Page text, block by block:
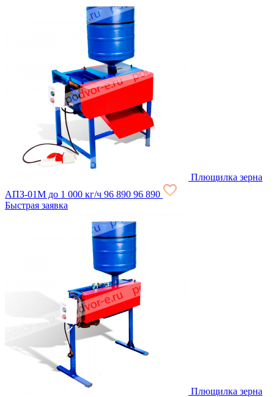
Плющилка зерна
АПЗ-01М до 1 000 кг/ч 96 890 96 890
Быстрая заявка
Плющилка зерна